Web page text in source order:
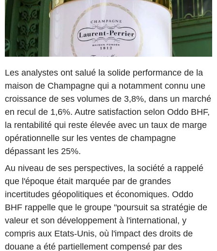
Les analystes ont salué la solide performance de la
maison de Champagne qui a notamment connu une
croissance de ses volumes de 3,8%, dans un marché
en recul de 1,6%. Autre satisfaction selon Oddo BHF,
la rentabilité qui reste élevée avec un taux de marge
opérationnelle sur les ventes de champagne
dépassant les 25%.
Au niveau de ses perspectives, la société a rappelé
que l'époque était marquée par de grandes
incertitudes géopolitiques et économiques. Oddo
BHF rappelle que le groupe "poursuit sa stratégie de
valeur et son développement à l'international, y
compris aux Etats-Unis, où l'impact des droits de
douane a été partiellement compensé par des